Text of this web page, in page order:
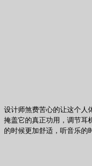
设计师煞费苦心的让这个人
掩盖它的真正功用，调节耳
的时候更加舒适，听音乐的